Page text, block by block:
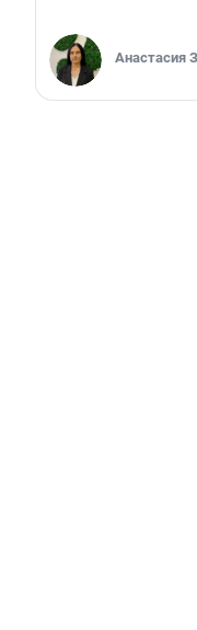
Анастасия